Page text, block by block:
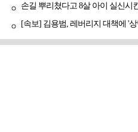
손길 뿌리쳤다고 8살 아이 실신시